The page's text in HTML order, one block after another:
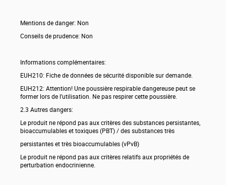
Mentions de danger: Non
Conseils de prudence: Non
Informations complémentaires:
EUH210: Fiche de données de sécurité disponible sur demande.
EUH212: Attention! Une poussière respirable dangereuse peut se
former lors de l’utilisation. Ne pas respirer cette poussière.
2.3 Autres dangers:
Le produit ne répond pas aux critères des substances persistantes,
bioaccumulables et toxiques (PBT) / des substances très
persistantes et très bioaccumulables (vPvB)
Le produit ne répond pas aux critères relatifs aux propriétés de
perturbation endocrinienne.